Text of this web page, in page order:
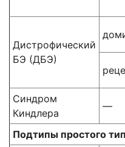
Дистрофический
БЭ (ДБЭ)
Синдром
Киндлера
—
Подтипы простого